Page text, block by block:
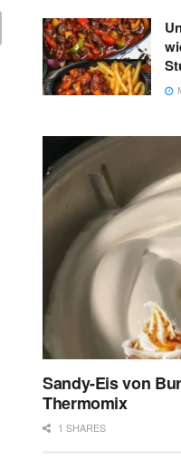
Sandy-Eis von
Thermomix
1 SHARES